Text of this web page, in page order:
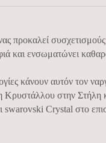
προκαλεί
και ενσωματώνει
κάνουν αυτόν τον
Κρυστάλλου στην Στήλη
swarovski Crystal στο